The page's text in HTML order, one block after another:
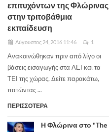
επιτυχόντων της Φλώρινας
στην τριτοβάθμια
εκπαίδευση
Αύγουστος 24, 2016 11:46 1
Ανακοινώθηκαν πριν από λίγο οι
βάσεις εισαγωγής στα ΑΕΙ και τα
ΤΕΙ της χώρας. Δείτε παρακάτω,
πατώντας ...
ΠΕΡΙΣΣΟΤΕΡΑ
Η Φλώρινα στο "The